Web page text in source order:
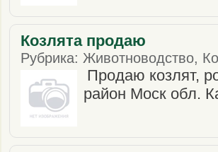
Козлята продаю
Рубрика: Животноводство,
Продаю козлят,
район Моск обл.